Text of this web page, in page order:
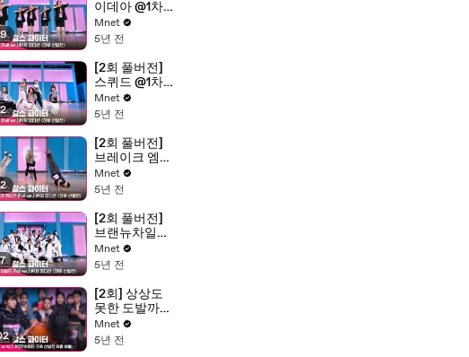
이데아 @1차
오디션 〈크루
선발전〉
Mnet
5년 전
[2회 풀버전]
스퀴드 @1차
오디션 〈크루
선발전〉
Mnet
5년 전
[2회 풀버전]
브레이크 엠비
션 @1차 오디
션 〈크루 선발
Mnet
5년 전
[2회 풀버전]
브랜뉴차일드
@1차 오디션
〈크루 선발
Mnet
5년 전
[2회] 상상도
못한 도발까
지.. ㄴㅇㄱ 뉴
니온 vs 뉙스 @
Mnet
5년 전